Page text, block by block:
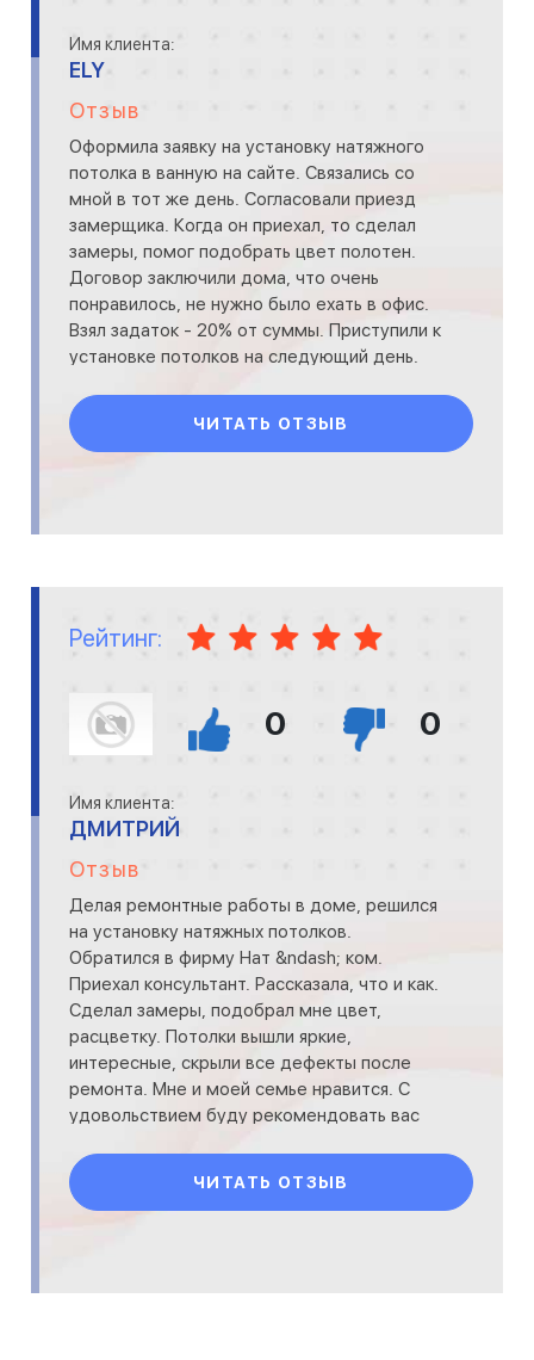
Имя клиента:
ELY
Отзыв
Оформила заявку на установку натяжного
потолка в ванную на сайте. Связались со
мной в тот же день. Согласовали приезд
замерщика. Когда он приехал, то сделал
замеры, помог подобрать цвет полотен.
Договор заключили дома, что очень
понравилось, не нужно было ехать в офис.
Взял задаток - 20% от суммы. Приступили к
установке потолков на следующий день.
ЧИТАТЬ ОТЗЫВ
Рейтинг:
0 0
Имя клиента:
ДМИТРИЙ
Отзыв
Делая ремонтные работы в доме, решился
на установку натяжных потолков.
Обратился в фирму Нат &ndash; ком.
Приехал консультант. Рассказала, что и как.
Сделал замеры, подобрал мне цвет,
расцветку. Потолки вышли яркие,
интересные, скрыли все дефекты после
ремонта. Мне и моей семье нравится. С
удовольствием буду рекомендовать вас
ЧИТАТЬ ОТЗЫВ